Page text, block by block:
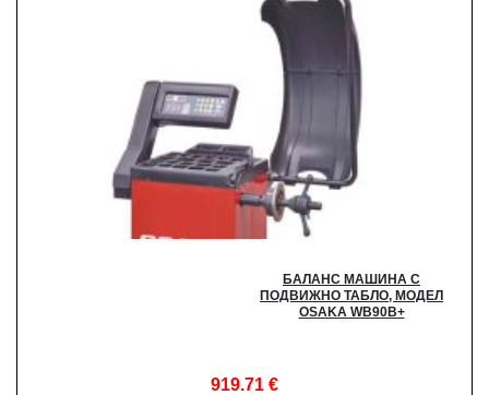
БАЛАНС МАШИНА С
ПОДВИЖНО ТАБЛО, МОДЕЛ
OSAKA WB90B+
919.71 €